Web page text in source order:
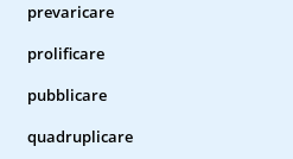
prevaricare
prolificare
pubblicare
quadruplicare